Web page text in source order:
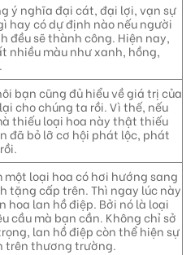
ý nghĩa đại cát, đại lợi, vạn sự
hay có dự định nào nếu người
đều sẽ thành công. Hiện nay,
nhiều màu như xanh, hồng,
bạn cũng đủ hiểu về giá trị của
cho chúng ta rồi. Vì thế, nếu
thiếu loại hoa này thật thiếu
đã bỏ lỡ cơ hội phát lộc, phát
một loại hoa có hơi hướng sang
tặng cấp trên. Thì ngay lúc này
hoa lan hồ điệp. Bởi nó là loại
cầu mà bạn cần. Không chỉ sở
lan hồ điệp còn thể hiện sự
trên thương trường.